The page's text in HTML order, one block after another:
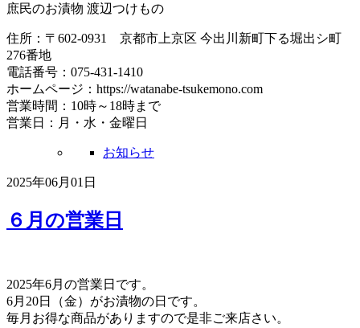
庶民のお漬物 渡辺つけもの
住所：〒602-0931 京都市上京区 今出川新町下る堀出シ町
276番地
電話番号：075-431-1410
ホームページ：https://watanabe-tsukemono.com
営業時間：10時～18時まで
営業日：月・水・金曜日
お知らせ
2025年06月01日
６月の営業日
2025年6月の営業日です。
6月20日（金）がお漬物の日です。
毎月お得な商品がありますので是非ご来店さい。